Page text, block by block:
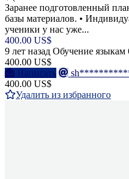
Заранее подготовленный
базы материалов. •
ученики у нас уже...
400.00 US$
9 лет назад Обучение языкам
400.00 US$
Написать
400.00 US$
Удалить из избранного